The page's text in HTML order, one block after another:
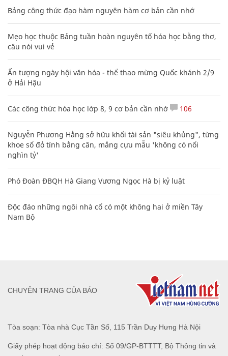
Bảng công thức đạo hàm nguyên hàm cơ bản cần nhớ
Mẹo học thuộc Bảng tuần hoàn nguyên tố hóa học bằng thơ,
câu nói vui vẻ
Ấn tượng ngày hội văn hóa - thể thao mừng Quốc khánh 2/9
ở Hải Hậu
Các công thức hóa học lớp 8, 9 cơ bản cần nhớ 106
Nguyễn Phương Hằng sở hữu khối tài sản "siêu khủng", từng
khoe sổ đỏ tính bằng cân, mắng cựu mẫu 'không có nổi
nghìn tỷ'
Phó Đoàn ĐBQH Hà Giang Vương Ngọc Hà bị kỷ luật
Độc đáo những ngôi nhà cổ có một không hai ở miền Tây
Nam Bộ
Tòa soạn: Tòa nhà Cục Tần Số, 115 Trần Duy Hưng Hà Nội
Giấy phép hoạt động báo chí: Số 09/GP-BTTTT, Bộ Thông tin và
CHUYÊN TRANG CỦA BÁO